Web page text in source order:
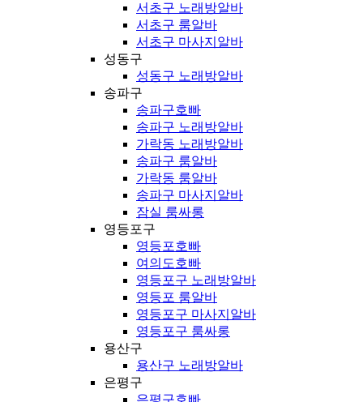
서초구 노래방알바
서초구 룸알바
서초구 마사지알바
성동구
성동구 노래방알바
송파구
송파구호빠
송파구 노래방알바
가락동 노래방알바
송파구 룸알바
가락동 룸알바
송파구 마사지알바
잠실 룸싸롱
영등포구
영등포호빠
여의도호빠
영등포구 노래방알바
영등포 룸알바
영등포구 마사지알바
영등포구 룸싸롱
용산구
용산구 노래방알바
은평구
은평구호빠